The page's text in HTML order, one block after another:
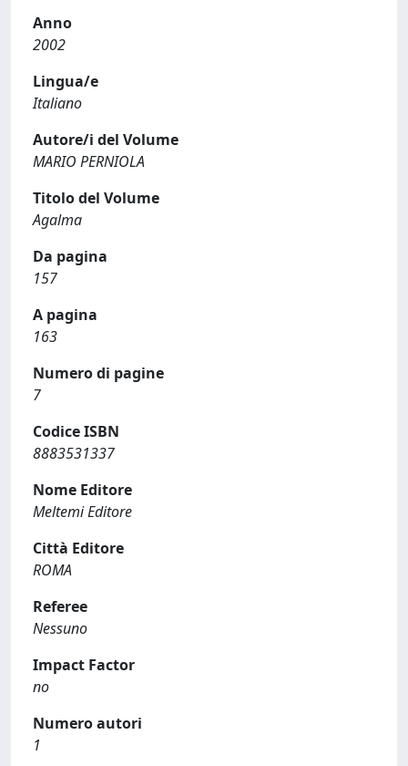
Anno
2002
Lingua/e
Italiano
Autore/i del Volume
MARIO PERNIOLA
Titolo del Volume
Agalma
Da pagina
157
A pagina
163
Numero di pagine
7
Codice ISBN
8883531337
Nome Editore
Meltemi Editore
Città Editore
ROMA
Referee
Nessuno
Impact Factor
no
Numero autori
1